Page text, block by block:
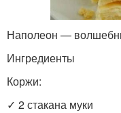
Наполеон —
Ингредиенты
Коржи:
✓ 2 стакана муки